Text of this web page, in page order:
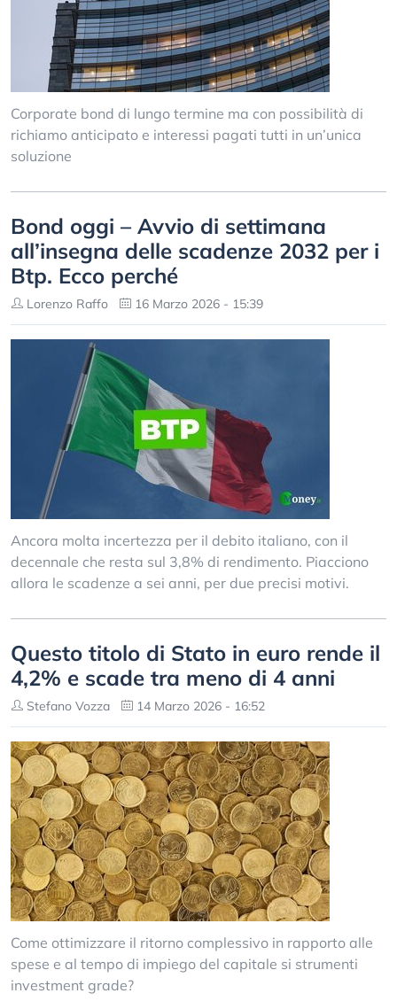
Corporate bond di lungo termine ma con possibilità di
richiamo anticipato e interessi pagati tutti in un’unica
soluzione
Bond oggi – Avvio di settimana
all’insegna delle scadenze 2032 per i
Btp. Ecco perché
Lorenzo Raffo 16 Marzo 2026 - 15:39
Ancora molta incertezza per il debito italiano, con il
decennale che resta sul 3,8% di rendimento. Piacciono
allora le scadenze a sei anni, per due precisi motivi.
Questo titolo di Stato in euro rende il
4,2% e scade tra meno di 4 anni
Stefano Vozza 14 Marzo 2026 - 16:52
Come ottimizzare il ritorno complessivo in rapporto alle
spese e al tempo di impiego del capitale si strumenti
investment grade?